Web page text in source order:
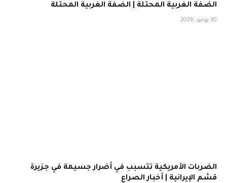
الضفة الغربية المحتلة | الضفة الغربية المحتلة
30 يوليو، 2026
الضربات الأمريكية تتسبب في أضرار جسيمة في جزيرة
قشم الإيرانية | أخبار الصراع